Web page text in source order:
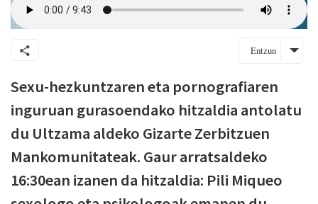
Entzun
Sexu-hezkuntzaren eta pornografiaren
inguruan gurasoendako hitzaldia antolatu
du Ultzama aldeko Gizarte Zerbitzuen
Mankomunitateak. Gaur arratsaldeko
16:30ean izanen da hitzaldia: Pili Miqueo